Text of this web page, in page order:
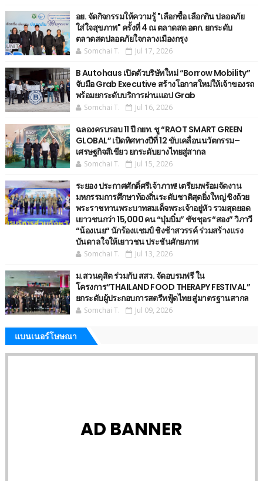
อย. จัดกิจกรรมให้ความรู้ "เลือกซื้อ เลือกกิน ปลอดภัย
ใส่ใจสุขภาพ" ครั้งที่ 4 ณ ตลาดสด อตก. ยกระดับ
ตลาดสดปลอดภัยใจกลางเมืองกรุง
Somchai T. Jul 17, 2026
B Autohaus เปิดตัวบริษัทใหม่ “Borrow Mobility”
จับมือ Grab Executive สร้างโอกาสใหม่ให้เจ้าของรถ
พร้อมยกระดับบริการผ่านแอป Grab
Somchai T. Jul 16, 2026
ฉลองครบรอบ 11 ปี กยท. ชู “RAOT SMART GREEN
GLOBAL” เปิดทิศทางปีที่ 12 ขับเคลื่อนนวัตกรรม–
เศรษฐกิจสีเขียว ยกระดับยางไทยสู่สากล
Somchai T. Jul 15, 2026
ระยอง ประกาศศักดิ์ศรีเจ้าภาพ! เตรียมพร้อมจัดงาน
มหกรรมการศึกษาท้องถิ่นระดับชาติสุดยิ่งใหญ่ ชิงถ้วย
พระราชทานพระบาทสมเด็จพระเจ้าอยู่หัว รวมสุดยอด
เยาวชนกว่า 15,000 คน “บุ๋มบิ๋ม” ชัชชุอร “สอง” วิภาวี
“น้องเนย“ นักร้องแชมป์ ชิงช้าสวรรค์ ร่วมสร้างแรง
บันดาลใจให้เยาวชน ประชันศักยภาพ
Somchai T. Jul 13, 2026
ม.สวนดุสิต ร่วมกับ สสว. จัดอบรมฟรี ใน
โครงการ“THAILAND FOOD THERAPY FESTIVAL”
ยกระดับผู้ประกอบการสตรีทฟู้ดไทย สู่มาตรฐานสากล
Somchai T. Jul 09, 2026
แบนเนอร์โษษณา
AD BANNER